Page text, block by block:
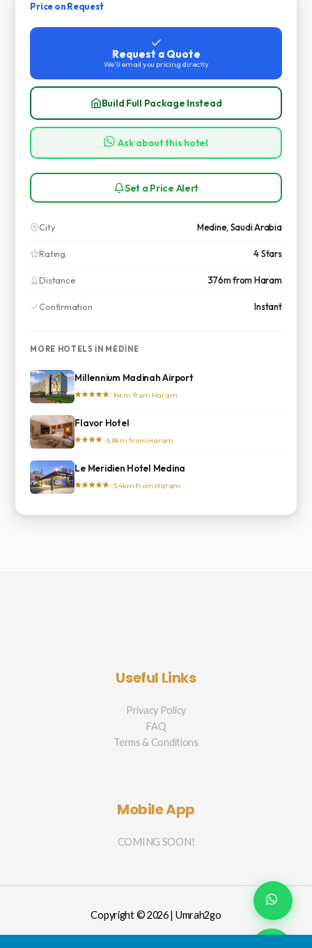
Price on Request
Request a Quote
We'll email you pricing directly
Build Full Package Instead
Ask about this hotel
Set a Price Alert
City Medine, Saudi Arabia
Rating 4 Stars
Distance 376m from Haram
Confirmation Instant
MORE HOTELS IN MEDINE
Millennium Madinah Airport
· 14km from Haram
Flavor Hotel
· 6.8km from Haram
Le Meridien Hotel Medina
· 5.4km from Haram
Useful Links
Privacy Policy
FAQ
Terms & Conditions
Mobile App
COMING SOON!
Copyright © 2026 | Umrah2go